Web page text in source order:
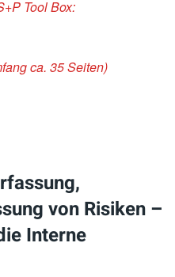
Tool Box:
ca. 35 Seiten)
von Risiken –
Interne